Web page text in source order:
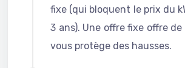
fixe (qui bloquent le prix du
3 ans). Une offre fixe offre
vous protège des hausses.